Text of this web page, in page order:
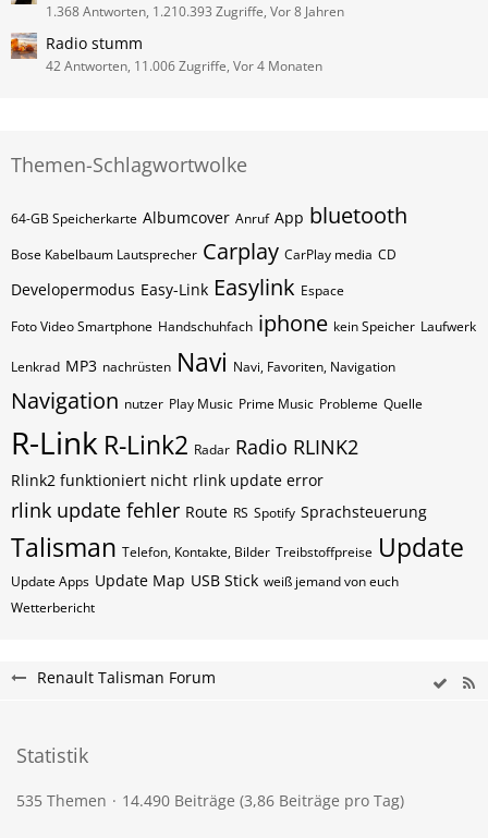
1.368 Antworten, 1.210.393 Zugriffe, Vor 8 Jahren
Radio stumm
42 Antworten, 11.006 Zugriffe, Vor 4 Monaten
Themen-Schlagwortwolke
64-GB Speicherkarte Albumcover Anruf App bluetooth
Bose Kabelbaum Lautsprecher Carplay CarPlay media CD
Developermodus Easy-Link Easylink Espace
Foto Video Smartphone Handschuhfach iphone kein Speicher Laufwerk
Lenkrad MP3 nachrüsten Navi Navi, Favoriten, Navigation
Navigation nutzer Play Music Prime Music Probleme Quelle
R-Link R-Link2 Radar Radio RLINK2
Rlink2 funktioniert nicht rlink update error
rlink update fehler Route RS Spotify Sprachsteuerung
Talisman Telefon, Kontakte, Bilder Treibstoffpreise Update
Update Apps Update Map USB Stick weiß jemand von euch
Wetterbericht
Renault Talisman Forum
Statistik
535 Themen 14.490 Beiträge (3,86 Beiträge pro Tag)